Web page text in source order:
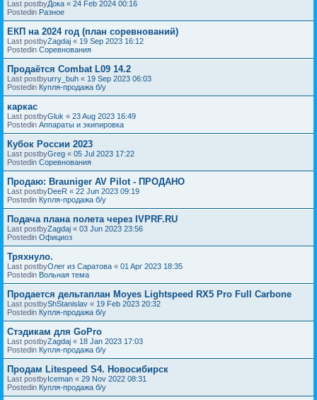
Last postbyДока « 24 Feb 2024 00:16
Postedin Разное
ЕКП на 2024 год (план соревнований)
Last postbyZagdaj « 19 Sep 2023 16:12
Postedin Соревнования
Продаётся Combat L09 14.2
Last postbyurry_buh « 19 Sep 2023 06:03
Postedin Купля-продажа б/у
каркас
Last postbyGluk « 23 Aug 2023 16:49
Postedin Аппараты и экипировка
Кубок России 2023
Last postbyGreg « 05 Jul 2023 17:22
Postedin Соревнования
Продаю: Brauniger AV Pilot - ПРОДАНО
Last postbyDeeR « 22 Jun 2023 09:19
Postedin Купля-продажа б/у
Подача плана полета через IVPRF.RU
Last postbyZagdaj « 03 Jun 2023 23:56
Postedin Официоз
Тряхнуло.
Last postbyОлег из Саратова « 01 Apr 2023 18:35
Postedin Вольная тема
Продается дельтаплан Moyes Lightspeed RX5 Pro Full Carbone
Last postbyShStanislav « 19 Feb 2023 20:32
Postedin Купля-продажа б/у
Стэдикам для GoPro
Last postbyZagdaj « 18 Jan 2023 17:03
Postedin Купля-продажа б/у
Продам Litespeed S4. Новосибирск
Last postbyIceman « 29 Nov 2022 08:31
Postedin Купля-продажа б/у